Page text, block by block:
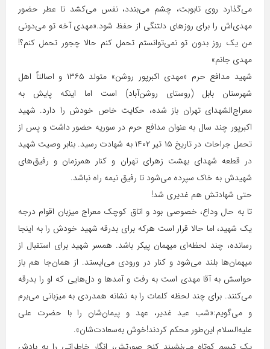
می‌گذارد روی تابوبت، چشم می‌بندد، نفس می‌کشد تا عطر حضور
مهدی‌اش را برای روزهای دلتنگی از حفظ شود.«مهدی آخه تو می‌دونی
من یک روز بدون تو نمی‌توانستم تحمل کنم حالا چجور تحمل کنم؟!
مهدی جانم»
شهید مدافع حرم «مهدی اکبرپور روشن» متولد ۱۳۶۵ و اصالتاً اهل
شهرستان بابل (روستای روشن‌آباد) است اما اینکه پایش به
معراج‌الشهدای تهران باز شده، حکایت خاص خودش را دارد. شهید
اکبرپور چند سال به عنوان مدافع حرم در سوریه حضور داشت و پس از
تحمل جراحات در تاریخ ۱۵ تیر ۱۴۰۲ به شهادت رسید. بنابر وصیت شهید
در قطعه شهدای بهشت زهرای تهران و کنار همرزمان و رفیق‌های
شهیدش به خاک سپرده می‌شود تا رفیق نیمه راه نباشد.
حتی شهادتش هم غدیری شد!
تا به حال وداع، خصوصی بود و اتاق کوچک معراج میزبان اقوام درجه
یک شهید، اما حالا قرار است هرکه برای بدرقه شهید خودش را به اینجا
رسانده، چند لحظه‌ای میهمان پیکر باشد. همسر شهید برای استقبال از
میهمان‌ها بلند می‌شود و کنار در ورودی می‌ایستد. از همان‌جا هم باز
حواسش به آقا مهدی است به رفت و آمدها و دل‌هایی که او را بدرقه
می‌کنند. برای چند لحظه کلمات را به نشانه همدردی به میزبانی می‌برم
و می‌گویم:«شب عید غدیر، عهد و پیمان‌شان را با حضرت علی
علیه‌السلام این‌طور محکم کردند!خوش به‌سعادت‌شان».